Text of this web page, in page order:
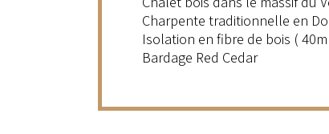
Charpente traditionnelle en
Isolation en fibre de bois (
Bardage Red Cedar